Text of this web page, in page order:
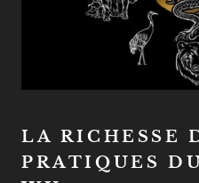
LA RICHESSE
PRATIQUES